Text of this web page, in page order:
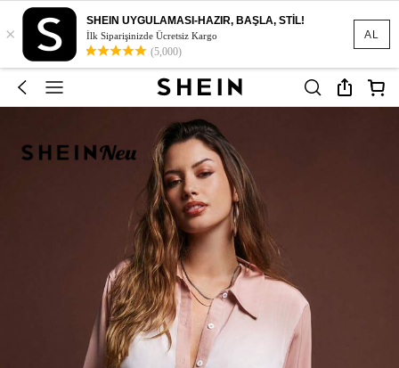
AL
×
SHEIN UYGULAMASI-HAZIR, BAŞLA, STİL!
İlk Siparişinizde Ücretsiz Kargo
(5,000)